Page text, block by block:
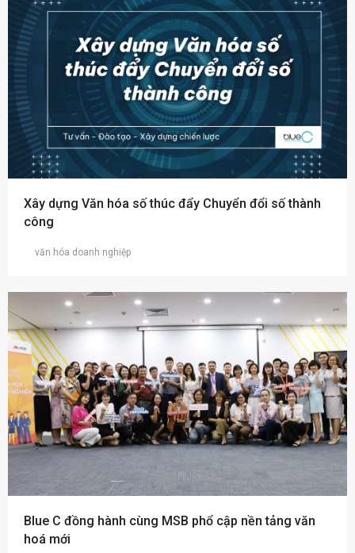
Xây dựng Văn hóa số thúc đẩy Chuyển đổi số thành
công
văn hóa doanh nghiệp
Blue C đồng hành cùng MSB phổ cập nền tảng văn
hoá mới